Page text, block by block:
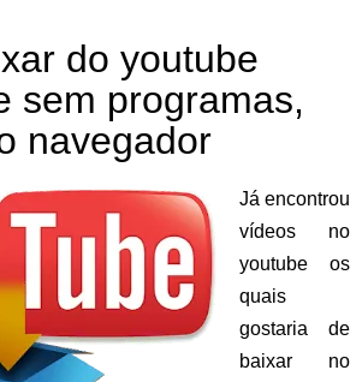
do youtube
sem programas,
navegador
Já encontrou
vídeos no
youtube os
quais
gostaria de
baixar no